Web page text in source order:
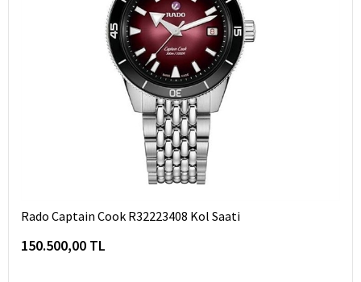
Rado Captain Cook R32223408 Kol Saati
150.500,00 TL